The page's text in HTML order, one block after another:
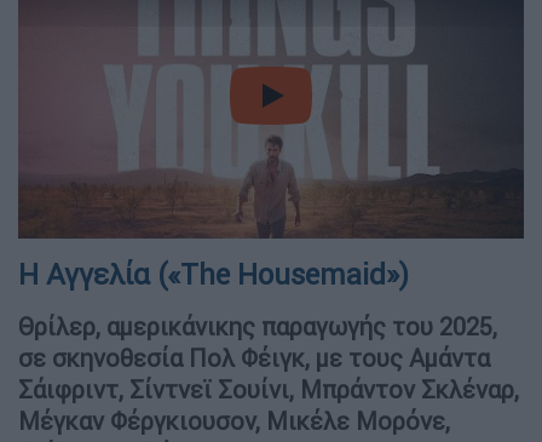
video
Η Αγγελία («The Housemaid»)
Θρίλερ, αμερικάνικης παραγωγής του 2025,
σε σκηνοθεσία Πολ Φέιγκ, με τους Αμάντα
Σάιφριντ, Σίντνεϊ Σουίνι, Μπράντον Σκλέναρ,
Μέγκαν Φέργκιουσον, Μικέλε Μορόνε,